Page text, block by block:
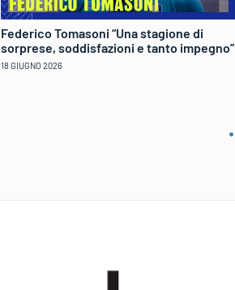
Federico Tomasoni “Una stagione di
sorprese, soddisfazioni e tanto impegno”
18 GIUGNO 2026